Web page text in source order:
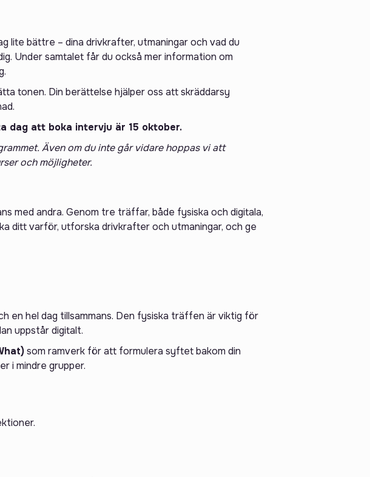
lite bättre – dina drivkrafter, utmaningar och vad du
Under samtalet får du också mer information om
tonen. Din berättelse hjälper oss att skräddarsy
dag att boka intervju är 15 oktober.
Även om du inte går vidare hoppas vi att
och möjligheter.
med andra. Genom tre träffar, både fysiska och digitala,
ditt varför, utforska drivkrafter och utmaningar, och ge
en hel dag tillsammans. Den fysiska träffen är viktig för
uppstår digitalt.
som ramverk för att formulera syftet bakom din
i mindre grupper.